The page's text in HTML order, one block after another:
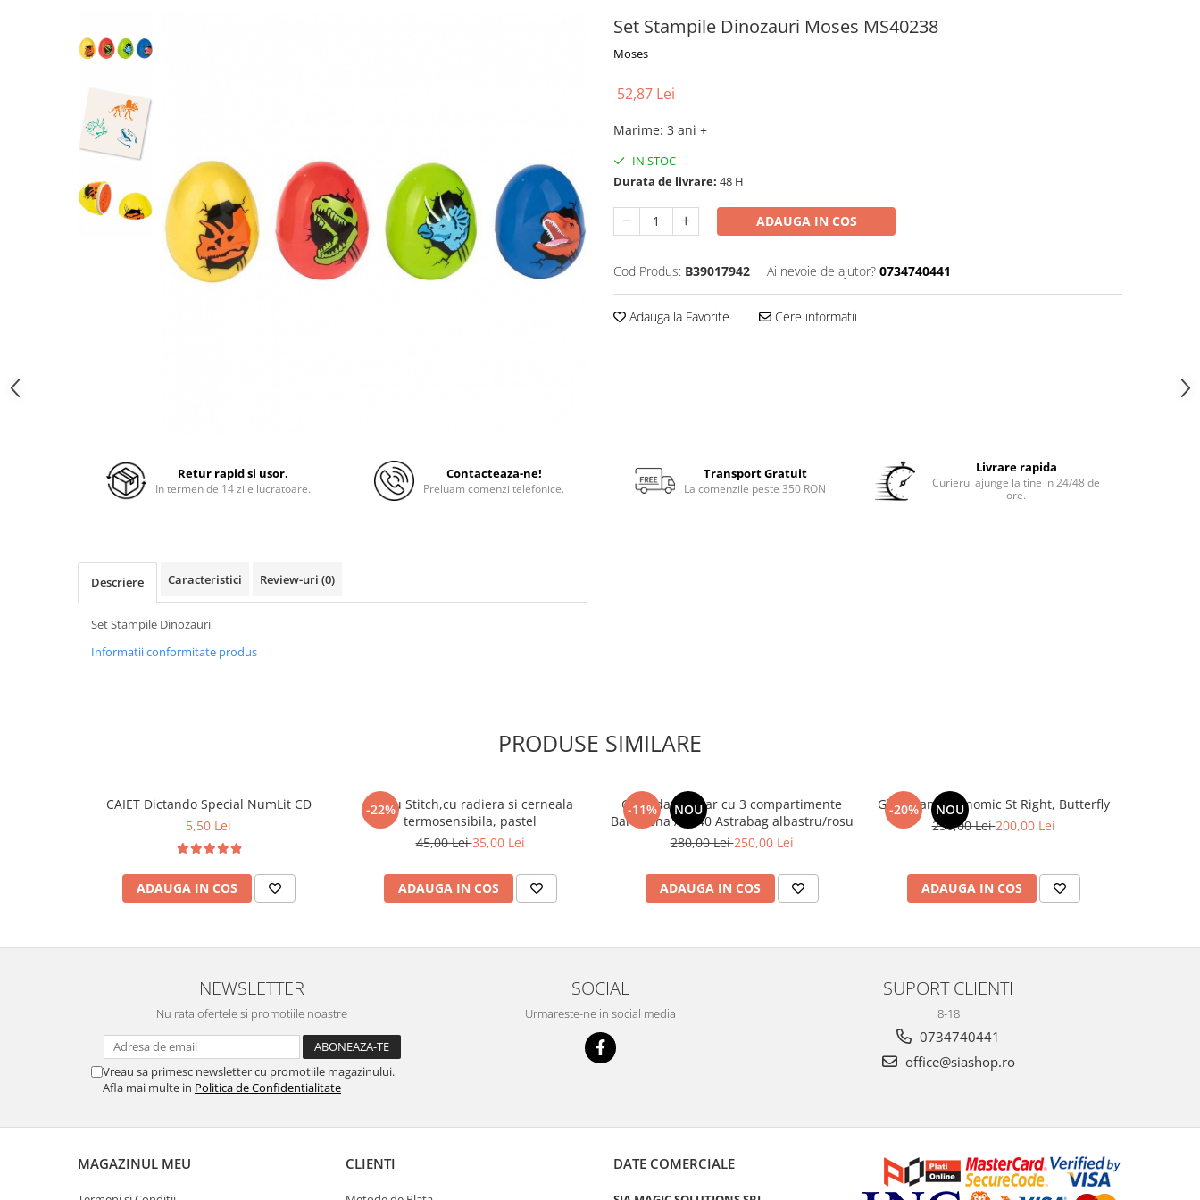
Set Stampile Dinozauri Moses MS40238
Moses
52,87 Lei
Marime: 3 ani +
IN STOC
Durata de livrare: 48 H
ADAUGA IN COS
Cod Produs: B39017942 Ai nevoie de ajutor? 0734740441
Adauga la Favorite Cere informatii
Retur rapid si usor.
In termen de 14 zile lucratoare.
Contacteaza-ne!
Preluam comenzi telefonice.
Transport Gratuit
La comenzile peste 350 RON
Livrare rapida
Curierul ajunge la tine in 24/48 de
ore.
Descriere Caracteristici Review-uri (0)
Set Stampile Dinozauri
Informatii conformitate produs
PRODUSE SIMILARE
CAIET Dictando Special NumLit CD
5,50 Lei
ADAUGA IN COS
-22%
Stilou Stitch,cu radiera si cerneala
termosensibila, pastel
45,00 Lei35,00 Lei
ADAUGA IN COS
-11% NOU
Ghiozdan școlar cu 3 compartimente
Barcelona AB340 Astrabag albastru/rosu
280,00 Lei250,00 Lei
ADAUGA IN COS
-20% NOU
Ghiozdan ergonomic St Right, Butterfly
250,00 Lei200,00 Lei
ADAUGA IN COS
NEWSLETTER
Nu rata ofertele si promotiile noastre
Vreau sa primesc newsletter cu promotiile magazinului.
Afla mai multe in Politica de Confidentialitate
SOCIAL
Urmareste-ne in social media
SUPORT CLIENTI
8-18
0734740441
office@siashop.ro
MAGAZINUL MEU CLIENTI DATE COMERCIALE